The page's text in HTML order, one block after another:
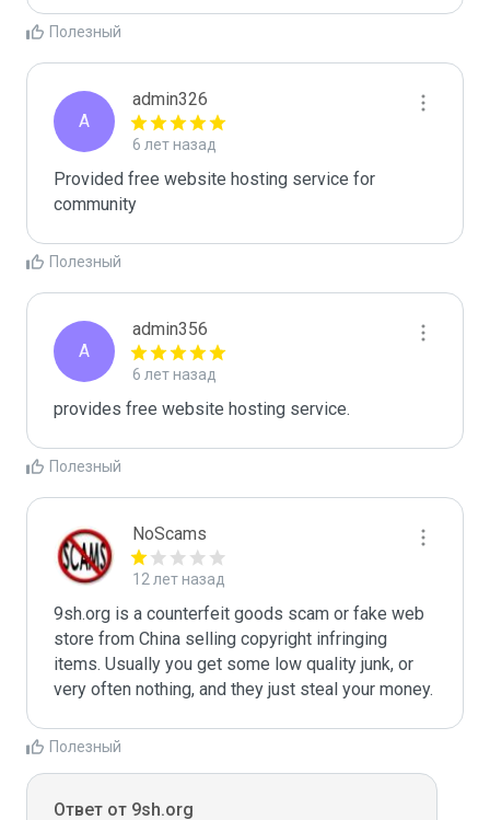
Полезный
A
admin326
6 лет назад
Provided free website hosting service for
community
Полезный
A
admin356
6 лет назад
provides free website hosting service.
Полезный
NoScams
12 лет назад
9sh.org is a counterfeit goods scam or fake web
store from China selling copyright infringing
items. Usually you get some low quality junk, or
Полезный
Ответ от 9sh.org